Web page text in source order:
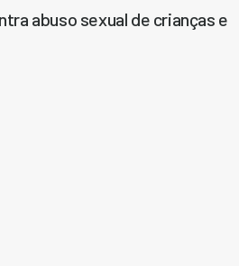
abuso sexual de crianças e